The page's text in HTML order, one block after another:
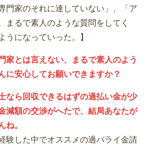
門家のそれに達していない」、「ア
まるで素人のような質問をしてく
うになっていった。】
家とは言えない、まるで素人のよう
に安心してお願いできますか？
なら回収できるはずの過払い金が少
減額の交渉がへたで、結局あなたが
ね。
験した中でオススメの過バライ金請